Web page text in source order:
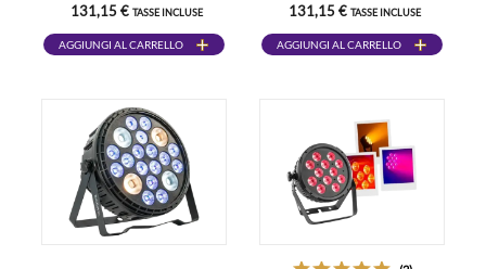
131,15 € TASSE INCLUSE
AGGIUNGI AL CARRELLO
131,15 € TASSE INCLUSE
AGGIUNGI AL CARRELLO